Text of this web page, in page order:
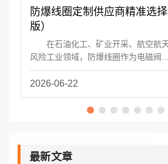
防爆线圈定制供应商精准选
版）
在石油化工、矿业开采、航空航
风险工业领域，防爆线圈作为电磁阀...
2026-06-22
最新文章